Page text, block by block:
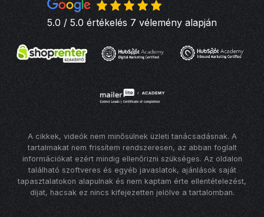
5.0 / 5.0 értékelés 7 vélemény alapján
A cikkek, videók nem minősülnek üzleti tanácsadásnak. A
tartalmakat nem frissítem rendszeresen, az abban foglalt
információkat ezért mindig ellenőrizni szükséges. Az oldalon
található szoftveres és egyéb javaslatok, ajánlások saját
tapasztalatokon alapulnak és nem kaptam érte ellentételezést,
díjat, hacsak ez nincs kifejezetten jelölve a tartalomban.